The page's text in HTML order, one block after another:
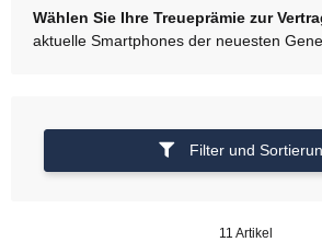
Wählen Sie Ihre Treueprämie zur
aktuelle Smartphones der neuesten
Filter und
11 Artikel